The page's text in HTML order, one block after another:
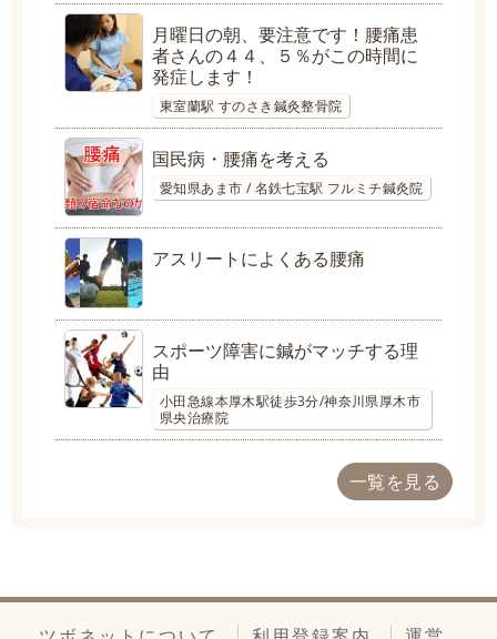
月曜日の朝、要注意です！腰痛患
者さんの４４、５％がこの時間に
発症します！
東室蘭駅 すのさき鍼灸整骨院
国民病・腰痛を考える
愛知県あま市 / 名鉄七宝駅 フルミチ鍼灸院
アスリートによくある腰痛
スポーツ障害に鍼がマッチする理
由
小田急線本厚木駅徒歩3分/神奈川県厚木市
県央治療院
一覧を見る